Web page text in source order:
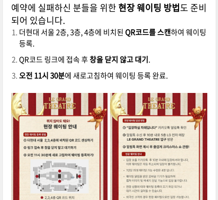
예약에 실패하신 분들을 위한 현장 웨이팅 방법도 준비
되어 있습니다.
더현대 서울 2층, 3층, 4층에 비치된 QR코드를 스캔하여 웨이팅
등록.
QR코드 링크에 접속 후창을 닫지 않고 대기.
오전 11시 30분에 새로고침하여 웨이팅 등록 완료.